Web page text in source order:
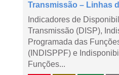
Transmissão – Linhas
Indicadores de
Transmissão (DISP),
Programada das
(INDISPPF) e
Funções...